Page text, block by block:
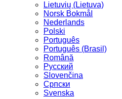
Lietuvių (Lietuva)
‪Norsk Bokmål‬
Nederlands
Polski
Português
Português (Brasil)
Română
Русский
Slovenčina
Српски
Svenska